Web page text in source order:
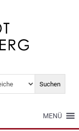
MENÜ